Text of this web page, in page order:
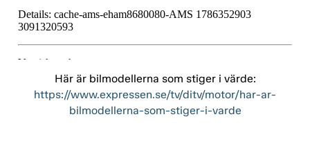
Här är bilmodellerna som stiger i värde:
https://www.expressen.se/tv/ditv/motor/har-ar-
bilmodellerna-som-stiger-i-varde